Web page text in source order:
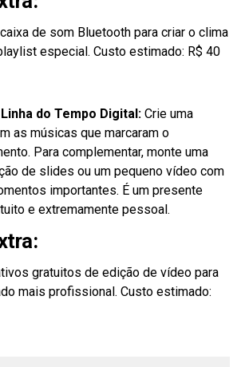
de som Bluetooth para criar o clima
especial. Custo estimado: R$ 40
do Tempo Digital:Crie uma
as músicas que marcaram o
Para complementar, monte uma
de slides ou um pequeno vídeo com
importantes. É um presente
e extremamente pessoal.
gratuitos de edição de vídeo para
mais profissional. Custo estimado: